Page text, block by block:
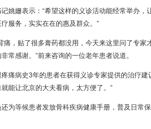
姗表示：“希望这样的义诊活动能经常举办，
服务，实实在在的惠及群众。”
，贴了很多膏药都没用，今天来这里问了专家
常感谢。”前来咨询的一位老年患者说道。
病史3年的患者在获得义诊专家提供的治疗建
能让北京的大夫看病，太方便了。”
等候患者发放骨科疾病健康手册，普及日常保